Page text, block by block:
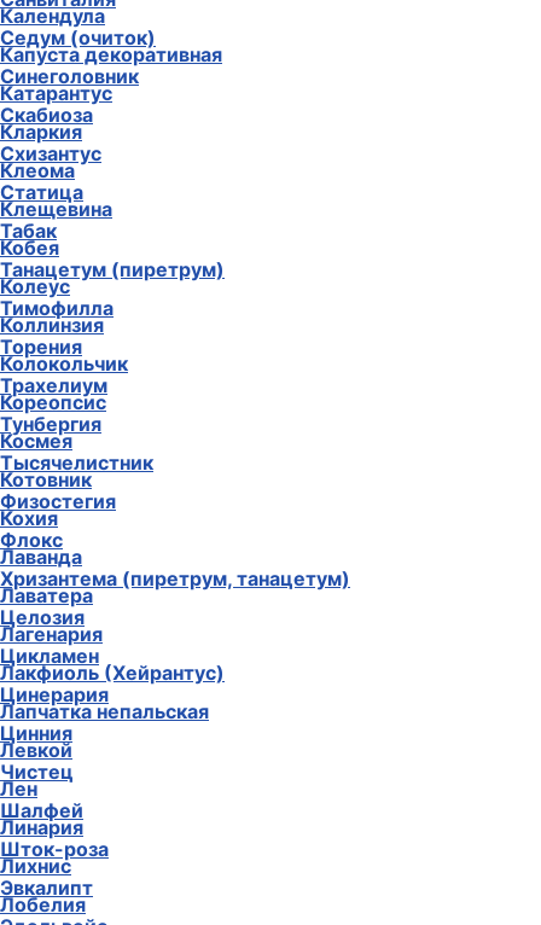
Седум (очиток)
Синеголовник
Скабиоза
Схизантус
Статица
Табак
Танацетум (пиретрум)
Тимофилла
Торения
Трахелиум
Тунбергия
Тысячелистник
Физостегия
Флокс
Хризантема (пиретрум, танацетум)
Целозия
Цикламен
Цинерария
Цинния
Чистец
Шалфей
Шток-роза
Эвкалипт
Календула
Капуста декоративная
Катарантус
Кларкия
Клеома
Клещевина
Кобея
Колеус
Коллинзия
Колокольчик
Кореопсис
Космея
Котовник
Кохия
Лаванда
Лаватера
Лагенария
Лакфиоль (Хейрантус)
Лапчатка непальская
Левкой
Лен
Линария
Лихнис
Лобелия